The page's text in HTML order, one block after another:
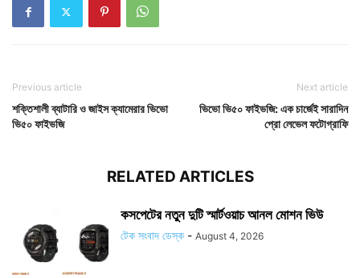
Previous article
শক্তিশালী ব্যাটারি ও জাইস ক্যামেরার ভিভো
ভি৫০ ফাইভজি
Next article
ভিভো ভি৫০ ফাইভজি: এক চার্জেই সারাদিন
প্রো লেভেল ফটোগ্রাফি
RELATED ARTICLES
কসপেটের নতুন দুটি স্মার্টওয়াচ আনল মোশন ভিউ
টেক সংবাদ ডেস্ক - August 4, 2026